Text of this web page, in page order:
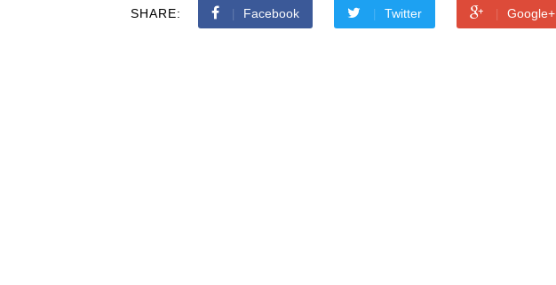
SHARE: Facebook Twitter Google+